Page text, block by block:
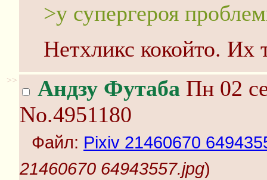
>у супергероя
Нетхликс кокойто. Их
>> Андзу Футаба Пн 02
No.4951180
Файл: Pixiv 21460670
21460670 64943557.jpg)